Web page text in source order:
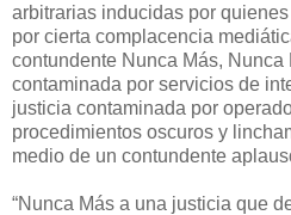
arbitrarias inducidas por
por cierta complacencia
contundente Nunca Más, Nunca
contaminada por servicios de
justicia contaminada por
procedimientos oscuros y
medio de un contundente
“Nunca Más a una justicia que